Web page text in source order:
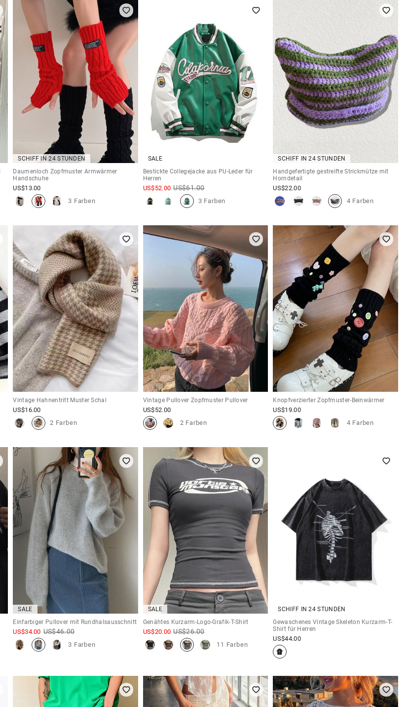
SCHIFF IN 24 STUNDEN
Daumenloch Zopfmuster Armwärmer
Handschuhe
US$13.00
3 Farben
SALE
Bestickte Collegejacke aus PU-Leder für
Herren
US$52.00 US$61.00
3 Farben
SCHIFF IN 24 STUNDEN
Handgefertigte gestreifte Strickmütze mit
Horndetail
US$22.00
4 Farben
Vintage Hahnentritt Muster Schal
US$16.00
2 Farben
Vintage Pullover Zopfmuster Pullover
US$52.00
2 Farben
Knopfverzierter Zopfmuster-Beinwärmer
US$19.00
4 Farben
SALE
Einfarbiger Pullover mit Rundhalsausschnitt
US$34.00 US$46.00
3 Farben
SALE
Genähtes Kurzarm-Logo-Grafik-T-Shirt
US$20.00 US$26.00
11 Farben
SCHIFF IN 24 STUNDEN
Gewaschenes Vintage Skeleton Kurzarm-T-
Shirt für Herren
US$44.00